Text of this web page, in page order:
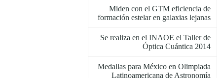
Miden con el GTM eficiencia de
formación estelar en galaxias lejanas
Se realiza en el INAOE el Taller de
Óptica Cuántica 2014
Medallas para México en Olimpiada
Latinoamericana de Astronomía